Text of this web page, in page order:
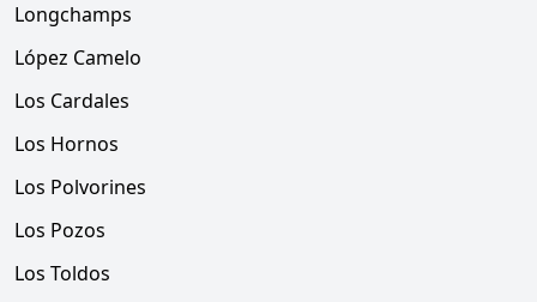
Longchamps
López Camelo
Los Cardales
Los Hornos
Los Polvorines
Los Pozos
Los Toldos